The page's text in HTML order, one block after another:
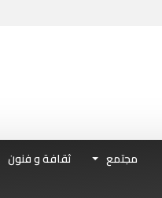
مجتمع ثقافة و فنون